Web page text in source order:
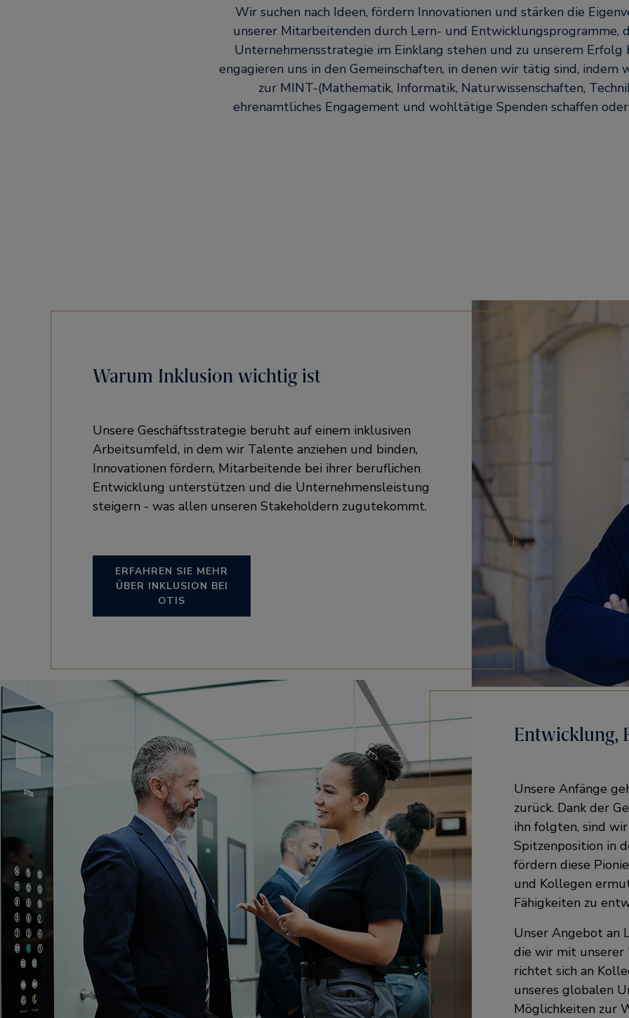
Wir suchen nach Ideen, fördern Innovationen und stärken die
unserer Mitarbeitenden durch Lern- und Entwicklungsprogramme,
Unternehmensstrategie im Einklang stehen und zu unserem Erfolg
engagieren uns in den Gemeinschaften, in denen wir tätig sind, indem
zur MINT-(Mathematik, Informatik, Naturwissenschaften,
ehrenamtliches Engagement und wohltätige Spenden schaffen
Warum Inklusion wichtig ist
Unsere Geschäftsstrategie beruht auf einem inklusiven
Arbeitsumfeld, in dem wir Talente anziehen und binden,
Innovationen fördern, Mitarbeitende bei ihrer beruflichen
Entwicklung unterstützen und die Unternehmensleistung
steigern - was allen unseren Stakeholdern zugutekommt.
ERFAHREN SIE MEHR
ÜBER INKLUSION BEI
OTIS
Entwicklung,
Unsere Anfänge
zurück. Dank der
ihn folgten, sind
Spitzenposition in
fördern diese
und Kollegen
Fähigkeiten zu
Unser Angebot an
die wir mit unserer
richtet sich an
unseres globalen
Möglichkeiten zur